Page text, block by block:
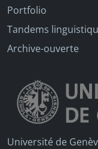
Portfolio
Tandems
Archive-ouverte
Université de